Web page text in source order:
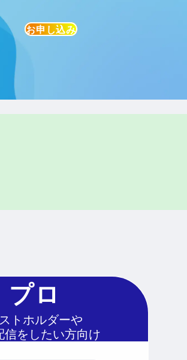
お申し込み
プロ
トホルダーや
信をしたい方向け